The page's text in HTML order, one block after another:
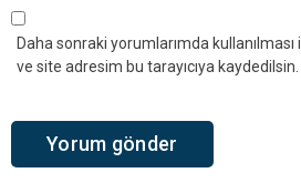
Daha sonraki yorumlarımda
ve site adresim bu tarayıcıya kaydedilsin.